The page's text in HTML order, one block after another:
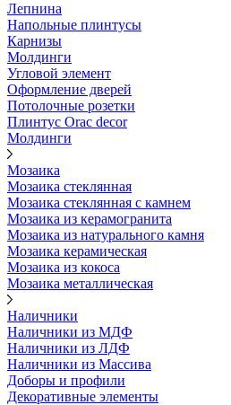
Лепнина
Напольные плинтусы
Карнизы
Молдинги
Угловой элемент
Оформление дверей
Потолочные розетки
Плинтус Orac decor
Молдинги
Мозаика
Мозаика стеклянная
Мозаика стеклянная с камнем
Мозаика из керамогранита
Мозаика из натурального камня
Мозаика керамическая
Мозаика из кокоса
Мозаика металлическая
Наличники
Наличники из МДФ
Наличники из ЛДФ
Наличники из Массива
Доборы и профили
Декоративные элементы